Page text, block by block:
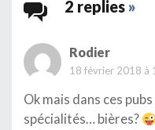
2 replies »
Rodier
18 février 2018 à
Ok mais dans ces
spécialités… bières?